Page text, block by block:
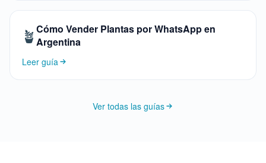
🪴 Cómo Vender Plantas por WhatsApp en
Argentina
Leer guía
Ver todas las guías